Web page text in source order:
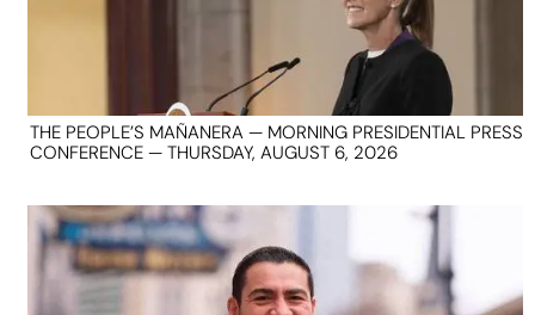
THE PEOPLE’S MAÑANERA — MORNING PRESIDENTIAL PRESS
CONFERENCE — THURSDAY, AUGUST 6, 2026